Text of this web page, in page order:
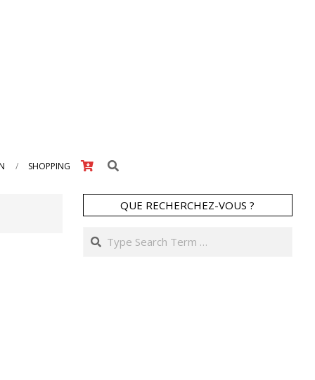
SHOPPING Search
QUE RECHERCHEZ-VOUS ?
Search